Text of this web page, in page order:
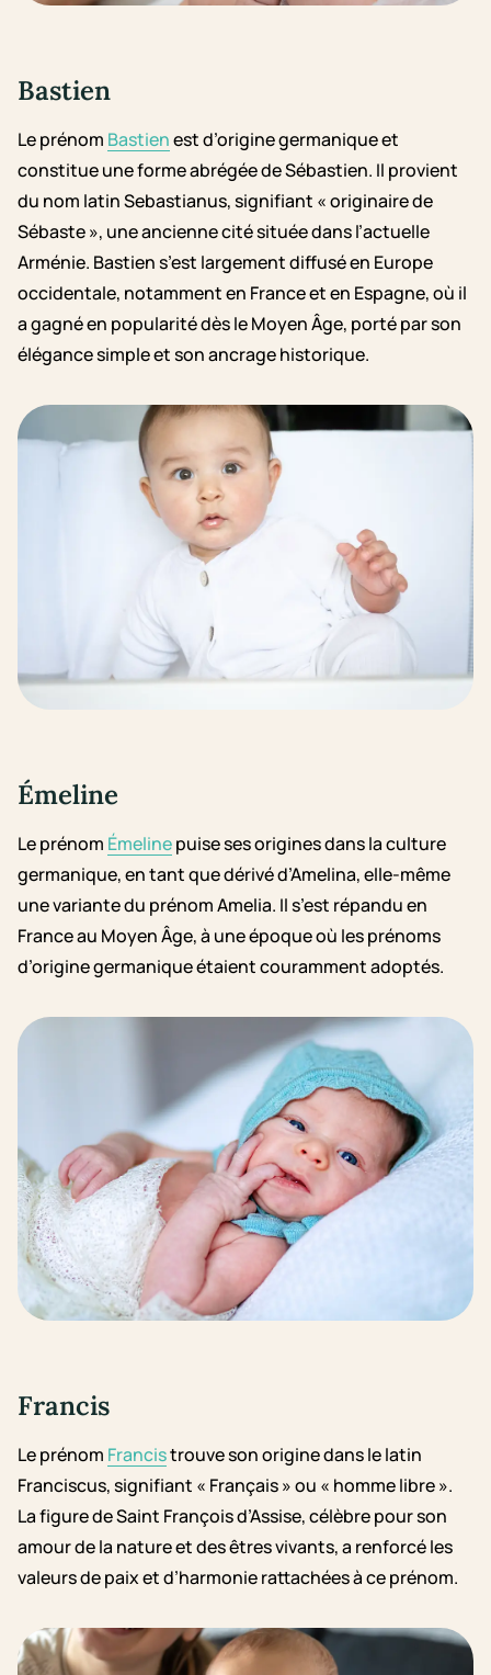
Bastien
Le prénom Bastienest d’origine germanique et
constitue une forme abrégée de Sébastien. Il provient
du nom latin Sebastianus, signifiant « originaire de
Sébaste », une ancienne cité située dans l’actuelle
Arménie. Bastien s’est largement diffusé en Europe
occidentale, notamment en France et en Espagne, où il
a gagné en popularité dès le Moyen Âge, porté par son
élégance simple et son ancrage historique.
Émeline
Le prénom Émelinepuise ses origines dans la culture
germanique, en tant que dérivé d’Amelina, elle-même
une variante du prénom Amelia. Il s’est répandu en
France au Moyen Âge, à une époque où les prénoms
d’origine germanique étaient couramment adoptés.
Francis
Le prénom Francistrouve son origine dans le latin
Franciscus, signifiant « Français » ou « homme libre ».
La figure de Saint François d’Assise, célèbre pour son
amour de la nature et des êtres vivants, a renforcé les
valeurs de paix et d’harmonie rattachées à ce prénom.